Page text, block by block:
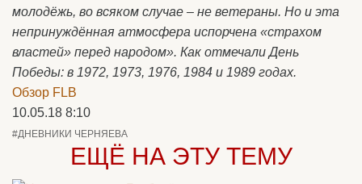
молодёжь, во всяком случае – не ветераны. Но и эта
непринуждённая атмосфера испорчена «страхом
властей» перед народом». Как отмечали День
Победы: в 1972, 1973, 1976, 1984 и 1989 годах.
Обзор FLB
10.05.18 8:10
#ДНЕВНИКИ ЧЕРНЯЕВА
ЕЩЁ НА ЭТУ ТЕМУ